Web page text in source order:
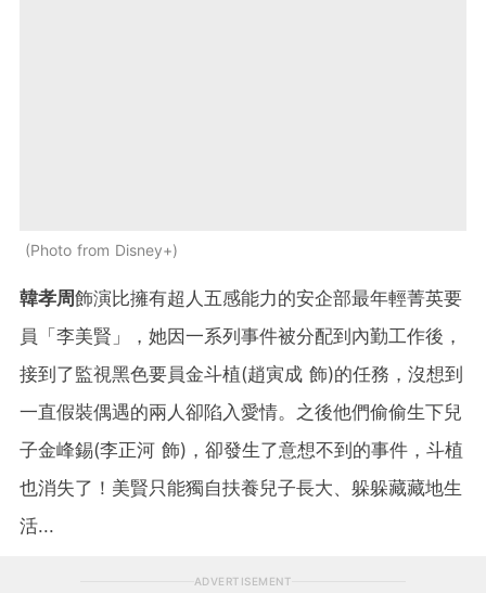
Photo from Disney+
韓孝周飾演比擁有超人五感能力的安企部最年輕菁英要
員「李美賢」，她因一系列事件被分配到內勤工作後，
接到了監視黑色要員金斗植(趙寅成 飾)的任務，沒想到
一直假裝偶遇的兩人卻陷入愛情。之後他們偷偷生下兒
子金峰錫(李正河 飾)，卻發生了意想不到的事件，斗植
也消失了！美賢只能獨自扶養兒子長大、躲躲藏藏地生
活...
ADVERTISEMENT